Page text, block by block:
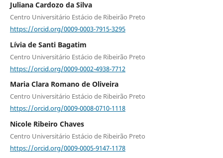
Juliana Cardozo da Silva
Centro Universitário Estácio de Ribeirão Preto
https://orcid.org/0009-0003-7915-3295
Lívia de Santi Bagatim
Centro Universitário Estácio de Ribeirão Preto
https://orcid.org/0009-0002-4938-7712
Maria Clara Romano de Oliveira
Centro Universitário Estácio de Ribeirão Preto
https://orcid.org/0009-0008-0710-1118
Nicole Ribeiro Chaves
Centro Universitário Estácio de Ribeirão Preto
https://orcid.org/0009-0005-9147-1178